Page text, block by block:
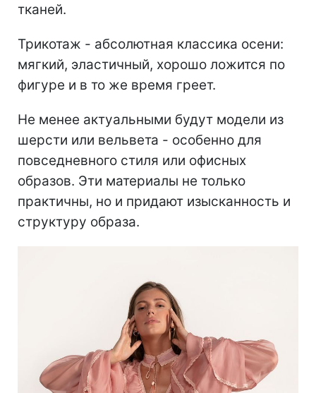
тканей.
Трикотаж - абсолютная классика осени:
мягкий, эластичный, хорошо ложится по
фигуре и в то же время греет.
Не менее актуальными будут модели из
шерсти или вельвета - особенно для
повседневного стиля или офисных
образов. Эти материалы не только
практичны, но и придают изысканность и
структуру образа.